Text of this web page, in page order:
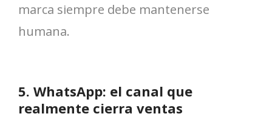
marca siempre debe mantenerse
humana.
5. WhatsApp: el canal que
realmente cierra ventas